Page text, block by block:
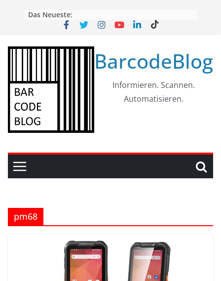
Das Neueste:
BarcodeBlog
Informieren. Scannen.
Automatisieren.
pm68